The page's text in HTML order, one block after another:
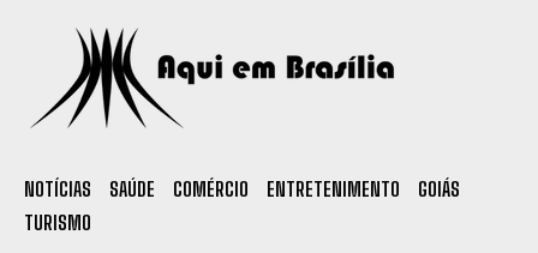
NOTÍCIAS SAÚDE COMÉRCIO ENTRETENIMENTO
GOIÁS
TURISMO